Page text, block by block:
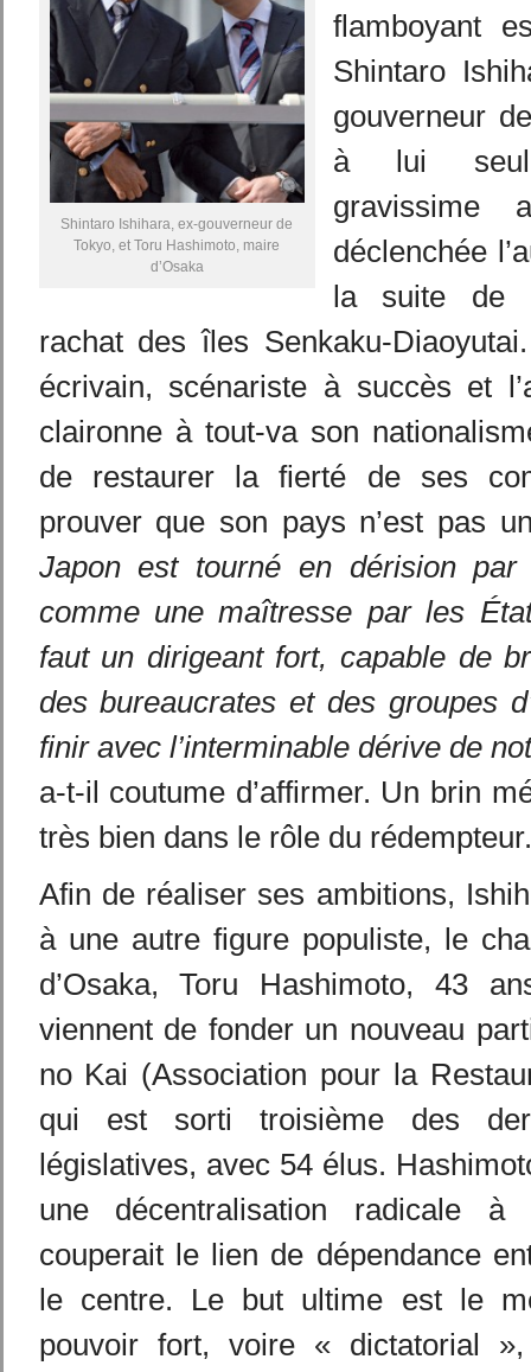
Shintaro Ishihara, ex-gouverneur de
Tokyo, et Toru Hashimoto, maire
d’Osaka
flamboyant
Shintaro
gouverneur
à lui seul
gravissime
déclenchée
la suite de
rachat des îles Senkaku-
écrivain, scénariste à succès et
claironne à tout-va son
de restaurer la fierté de ses
prouver que son pays n’est pas
Japon est tourné en dérision
comme une maîtresse par les
faut un dirigeant fort, capable de
des bureaucrates et des groupes
finir avec l’interminable dérive de
a-t-il coutume d’affirmer. Un brin
très bien dans le rôle du rédempteur.
Afin de réaliser ses ambitions,
à une autre figure populiste, le
d’Osaka, Toru Hashimoto, 43
viennent de fonder un nouveau
no Kai (Association pour la
qui est sorti troisième des
législatives, avec 54 élus.
une décentralisation radicale à
couperait le lien de dépendance
le centre. Le but ultime est le
pouvoir fort, voire « dictatorial